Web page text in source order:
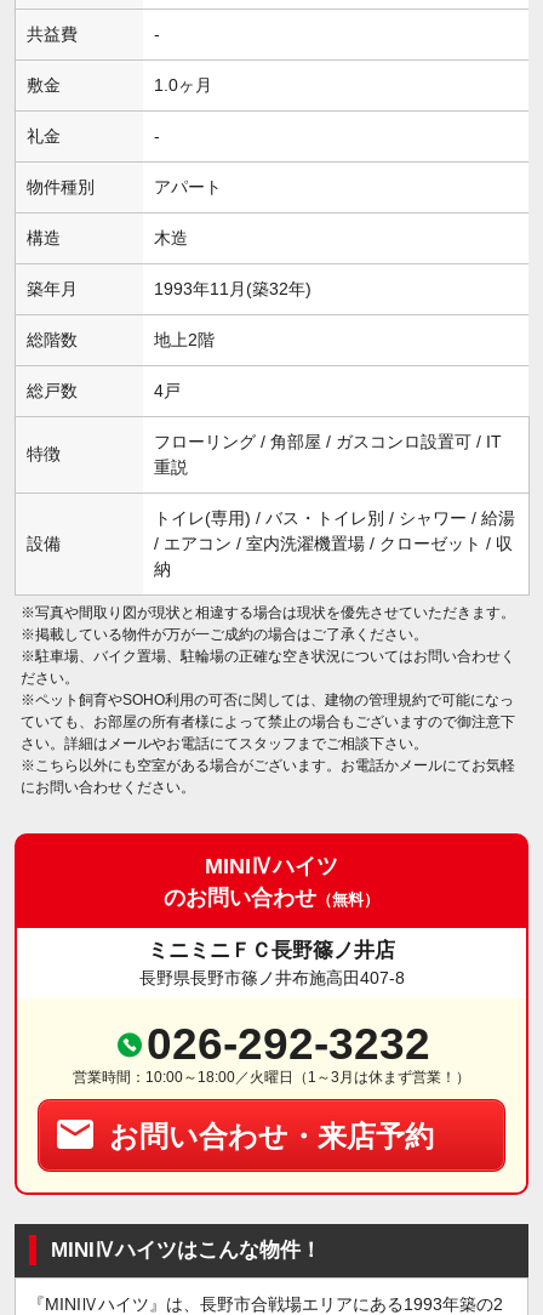
共益費 -
敷金 1.0ヶ月
礼金 -
物件種別 アパート
構造 木造
築年月 1993年11月(築32年)
総階数 地上2階
総戸数 4戸
特徴
フローリング / 角部屋 / ガスコンロ設置可 / IT
重説
設備
トイレ(専用) / バス・トイレ別 / シャワー / 給湯
/ エアコン / 室内洗濯機置場 / クローゼット / 収
納
※写真や間取り図が現状と相違する場合は現状を優先させていただきます。
※掲載している物件が万が一ご成約の場合はご了承ください。
※駐車場、バイク置場、駐輪場の正確な空き状況についてはお問い合わせく
ださい。
※ペット飼育やSOHO利用の可否に関しては、建物の管理規約で可能になっ
ていても、お部屋の所有者様によって禁止の場合もございますので御注意下
さい。詳細はメールやお電話にてスタッフまでご相談下さい。
※こちら以外にも空室がある場合がございます。お電話かメールにてお気軽
にお問い合わせください。
MINIⅣハイツ
のお問い合わせ （無料）
ミニミニＦＣ長野篠ノ井店
長野県長野市篠ノ井布施高田407-8
026-292-3232
営業時間：10:00～18:00／火曜日（1～3月は休まず営業！）
お問い合わせ・来店予約
MINIⅣハイツはこんな物件！
『MINIⅣハイツ』は、長野市合戦場エリアにある1993年築の2